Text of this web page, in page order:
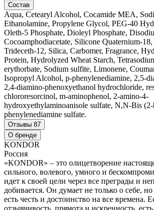
Состав
Aqua, Cetearyl Alcohol, Cocamide MEA,
Ethanolamine, Propylene Glycol, PEG-40
Oleth-5 Phosphate, Dioleyl Phosphate,
Cocoamphodiacetate, Silicone Quaternium-
Trideceth-12, Silica, Carbomer, Fragrance,
Protein, Hydrolyzed Wheat Starch,
erythorbate, Sodium sulfite, Limonene,
Isopropyl Alcohol, p-phenylenediamine, 2,5-
2,4-diamino-phenoxyethanol hydrochloride,
chlororesorcinol, m-aminophenol, 2-amino-4-
hydroxyethylaminoanisole sulfate, N,N-Bis
phenylenediamine sulfate.
Отзывы 87
О бренде
KONDOR
Россия
«KONDOR» – это олицетворение
сильного, волевого, умного и
идет к своей цели через все преграды и
добивается. Он думает не только о себе,
есть честь и достоинство на все времена.